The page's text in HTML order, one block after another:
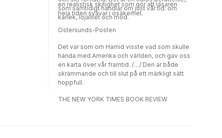
som samtidigt handlar om just vår tid: om
kärlek, lojalitet och mod.
en realistisk skitighet som gör att läsaren
hela tiden svävar i osäkerhet.
Östersunds-Posten
Det var som om Hamid visste vad som skulle
hända med Amerika och världen, och gav oss
en karta över vår framtid. /…/ Den är både
skrämmande och till slut på ett märkligt sätt
hoppfull.
THE NEW YORK TIMES BOOK REVIEW